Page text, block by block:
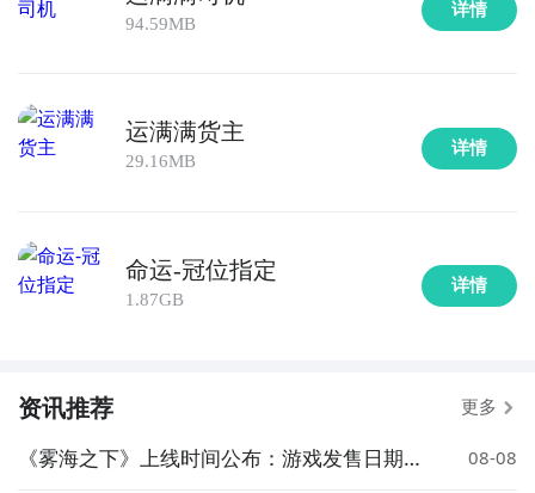
94.59MB
详情
运满满货主
29.16MB
详情
命运-冠位指定
1.87GB
详情
资讯推荐 更多
《雾海之下》上线时间公布：游戏发售日期一
08-08